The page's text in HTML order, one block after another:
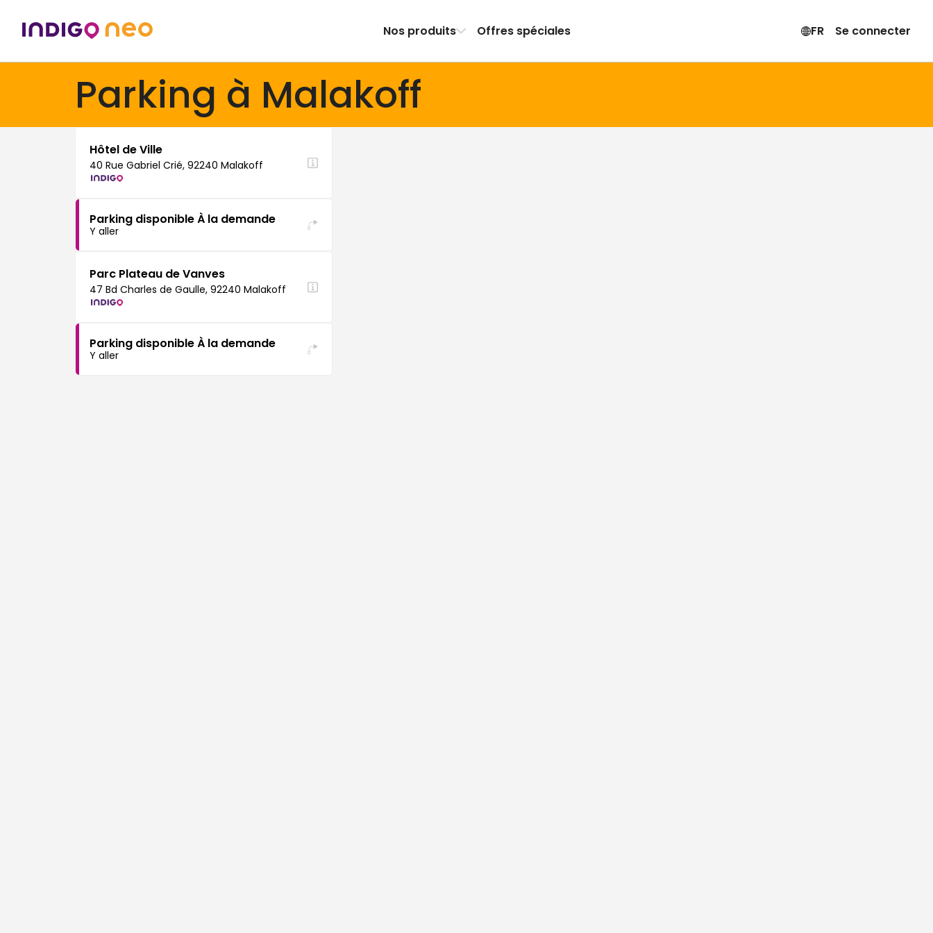
Nos produits Offres spéciales FR Se connecter
Parking à Malakoff
Hôtel de Ville
40 Rue Gabriel Crié, 92240 Malakoff
Parking disponible À la demande
Y aller
Parc Plateau de Vanves
47 Bd Charles de Gaulle, 92240 Malakoff
Parking disponible À la demande
Y aller